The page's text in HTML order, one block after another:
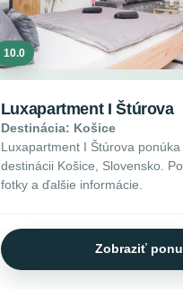
10.0
Luxapartment I Štúrova
Destinácia: Košice
Luxapartment I Štúrova
destinácii Košice, Slovensko.
fotky a ďalšie informácie.
Zobraziť